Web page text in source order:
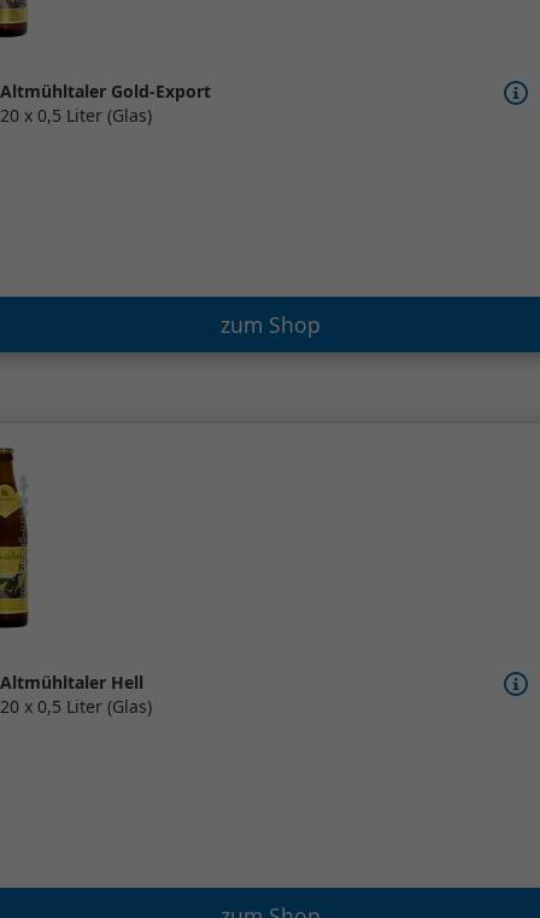
Altmühltaler Gold-Export
20 x 0,5 Liter (Glas)
zum Shop
Altmühltaler Hell
20 x 0,5 Liter (Glas)